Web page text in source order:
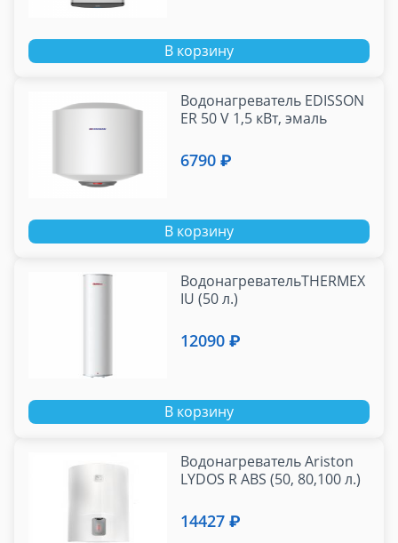
В корзину
Водонагреватель EDISSON
ER 50 V 1,5 кВт, эмаль
6790 ₽
В корзину
ВодонагревательTHERMEX
IU (50 л.)
12090 ₽
В корзину
Водонагреватель Ariston
LYDOS R ABS (50, 80,100 л.)
14427 ₽